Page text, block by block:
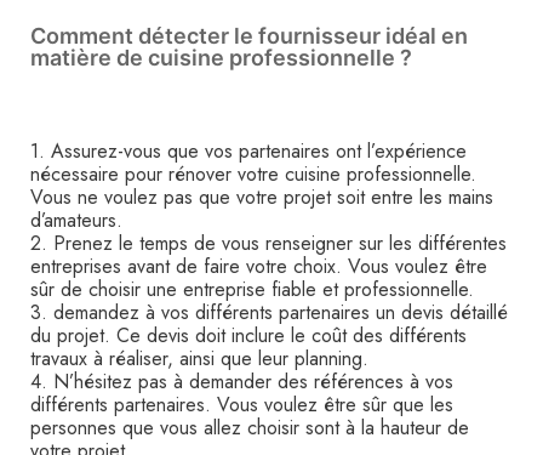
Comment détecter le fournisseur idéal en
matière de cuisine professionnelle ?
1. Assurez-vous que vos partenaires ont l’expérience
nécessaire pour rénover votre cuisine professionnelle.
Vous ne voulez pas que votre projet soit entre les mains
d’amateurs.
2. Prenez le temps de vous renseigner sur les différentes
entreprises avant de faire votre choix. Vous voulez être
sûr de choisir une entreprise fiable et professionnelle.
3. demandez à vos différents partenaires un devis détaillé
du projet. Ce devis doit inclure le coût des différents
travaux à réaliser, ainsi que leur planning.
4. N’hésitez pas à demander des références à vos
différents partenaires. Vous voulez être sûr que les
personnes que vous allez choisir sont à la hauteur de